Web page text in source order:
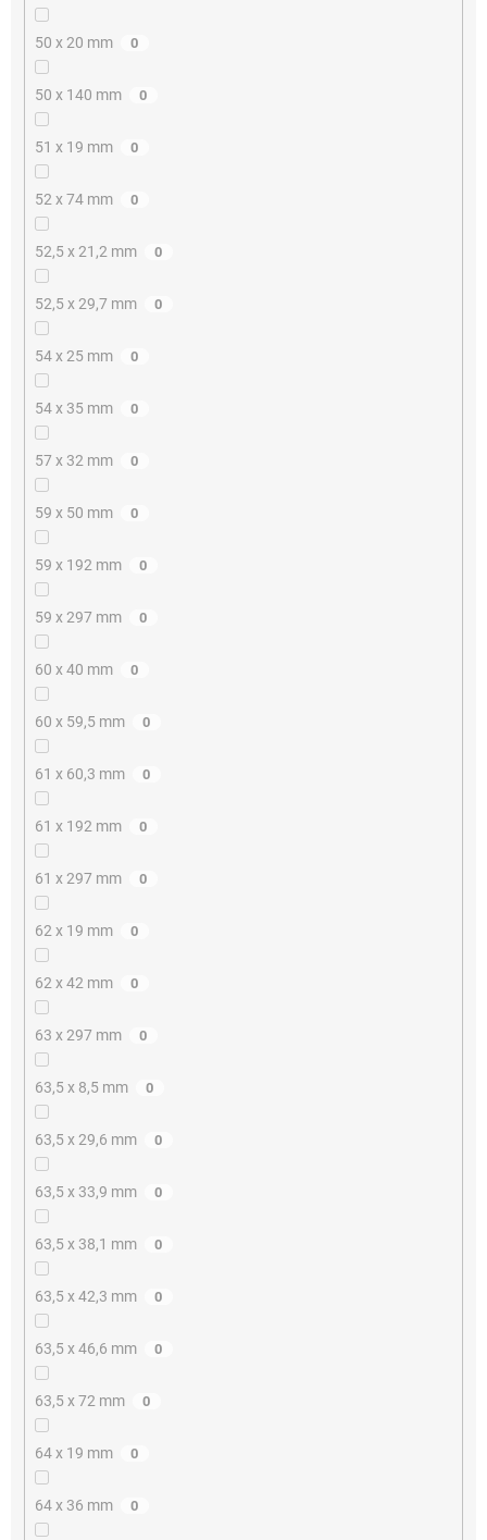
50 x 20 mm 0
50 x 140 mm 0
51 x 19 mm 0
52 x 74 mm 0
52,5 x 21,2 mm 0
52,5 x 29,7 mm 0
54 x 25 mm 0
54 x 35 mm 0
57 x 32 mm 0
59 x 50 mm 0
59 x 192 mm 0
59 x 297 mm 0
60 x 40 mm 0
60 x 59,5 mm 0
61 x 60,3 mm 0
61 x 192 mm 0
61 x 297 mm 0
62 x 19 mm 0
62 x 42 mm 0
63 x 297 mm 0
63,5 x 8,5 mm 0
63,5 x 29,6 mm 0
63,5 x 33,9 mm 0
63,5 x 38,1 mm 0
63,5 x 42,3 mm 0
63,5 x 46,6 mm 0
63,5 x 72 mm 0
64 x 19 mm 0
64 x 36 mm 0